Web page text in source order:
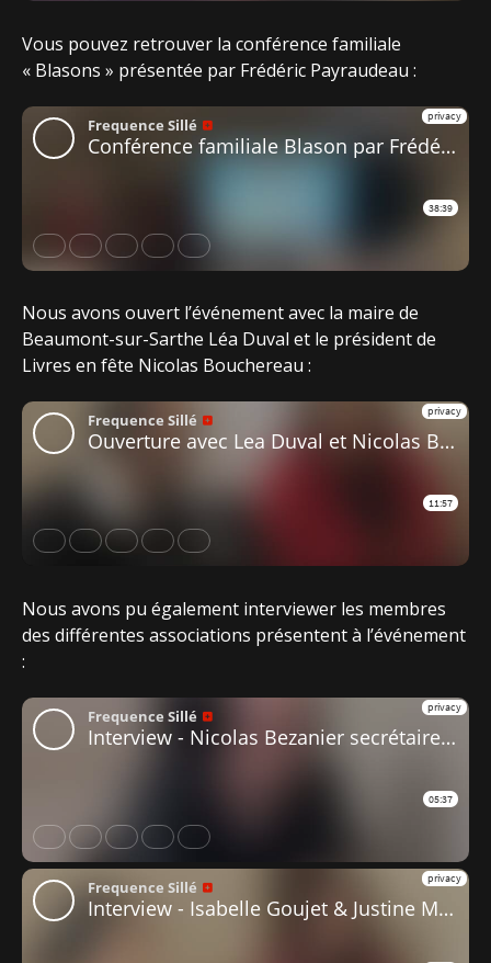
Vous pouvez retrouver la conférence familiale
« Blasons » présentée par Frédéric Payraudeau :
Nous avons ouvert l’événement avec la maire de
Beaumont-sur-Sarthe Léa Duval et le président de
Livres en fête Nicolas Bouchereau :
Nous avons pu également interviewer les membres
des différentes associations présentent à l’événement
: